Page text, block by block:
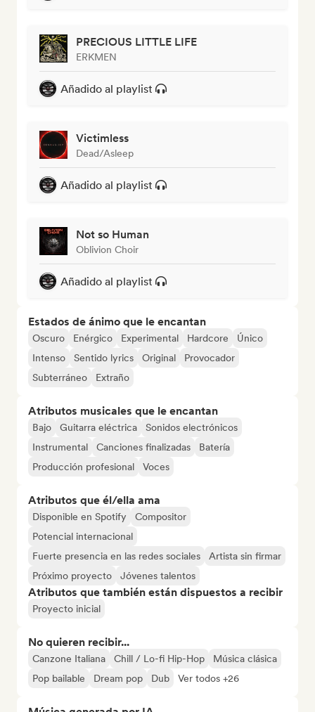
PRECIOUS LITTLE LIFE
ERKMEN
Añadido al playlist
Victimless
Dead/Asleep
Añadido al playlist
Not so Human
Oblivion Choir
Añadido al playlist
Estados de ánimo que le encantan
Oscuro Enérgico Experimental Hardcore
Único
Intenso
Sentido lyrics Original
Provocador
Subterráneo
Extraño
Atributos musicales que le encantan
Bajo Guitarra eléctrica
Sonidos electrónicos
Instrumental
Canciones finalizadas
Batería
Producción profesional
Voces
Atributos que él/ella ama
Disponible en Spotify
Compositor
Potencial internacional
Fuerte presencia en las redes sociales
Artista sin firmar
Próximo proyecto
Jóvenes talentos
Atributos que también están dispuestos a recibir
Proyecto inicial
No quieren recibir...
Canzone Italiana Chill / Lo-fi Hip-Hop
Música clásica
Pop bailable
Dream pop Dub Ver todos +26